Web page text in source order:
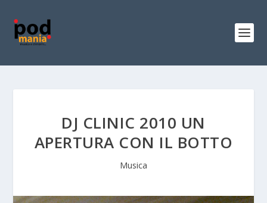
DJ CLINIC 2010 UN
APERTURA CON IL BOTTO
Musica